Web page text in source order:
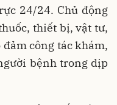
24/24. Chủ động
thiết bị, vật tư,
công tác khám,
bệnh trong dịp